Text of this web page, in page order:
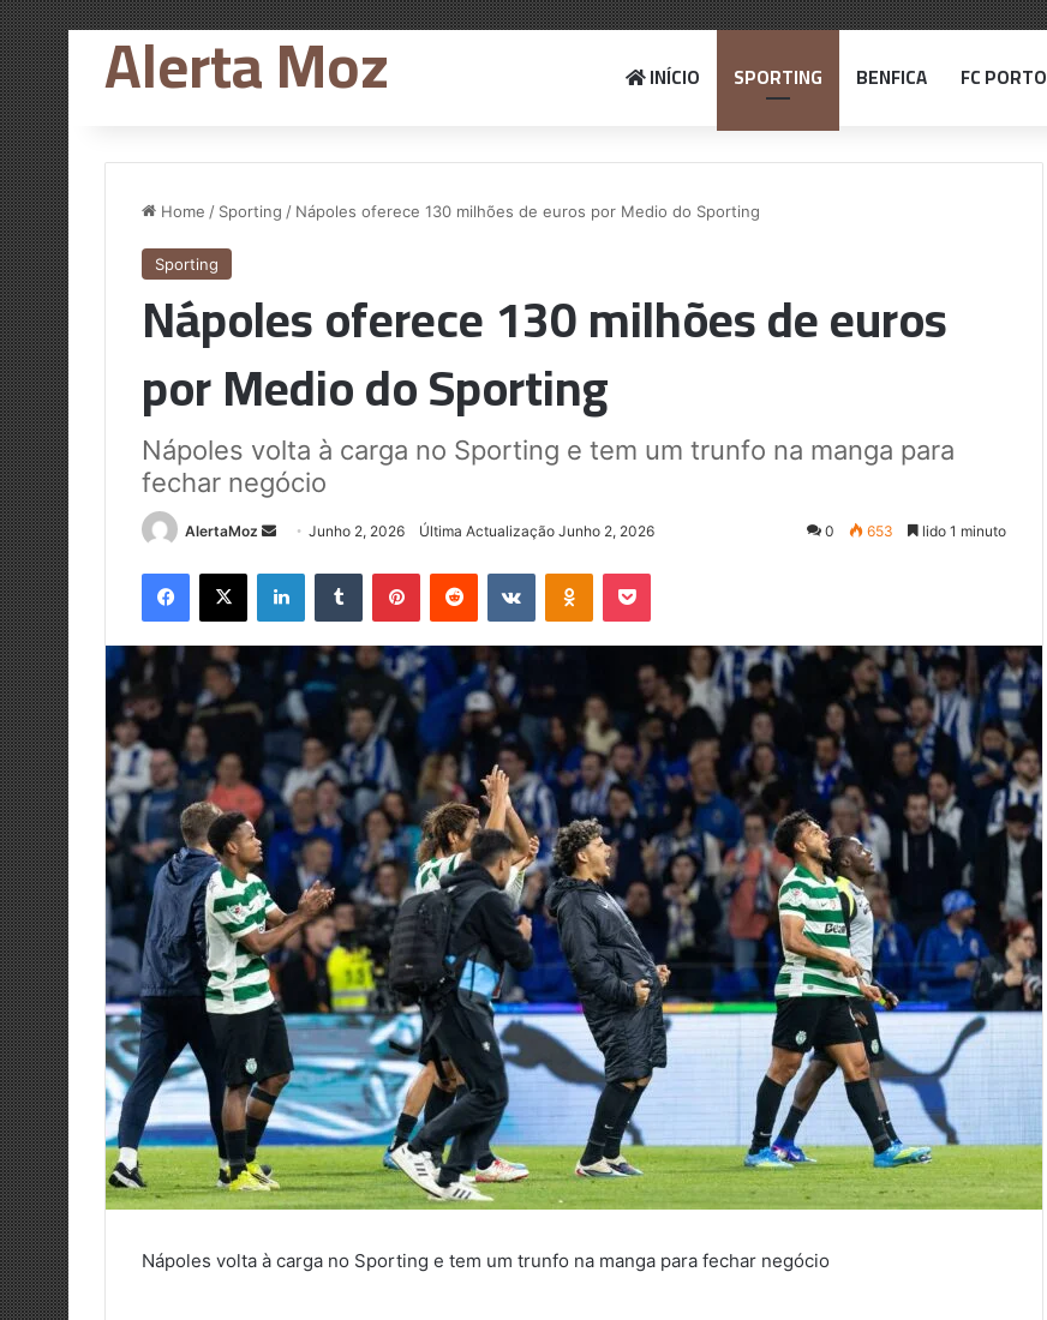
Alerta Moz INÍCIO SPORTING BENFICA FC PORTO
Home / Sporting / Nápoles oferece 130 milhões de euros por Medio do Sporting
Sporting
Nápoles oferece 130 milhões de euros
por Medio do Sporting
Nápoles volta à carga no Sporting e tem um trunfo na manga para
fechar negócio
AlertaMoz
Send
email
Junho 2, 2026 Última Actualização Junho 2, 2026 0 653 lido 1 minuto
Facebook
X LinkedInTumblr PinterestReddit VKontakteOdnoklassniki
Pocket
Nápoles volta à carga no Sporting e tem um trunfo na manga para fechar negócio